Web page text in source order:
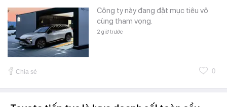
Công ty này đang đặt mục tiêu vô
cùng tham vọng.
2 giờ trước
Chia sẻ 0